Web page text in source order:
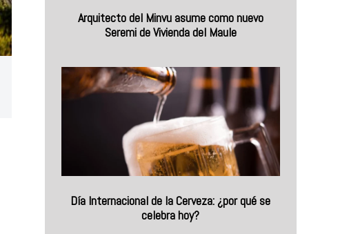
Arquitecto del Minvu asume como nuevo
Seremi de Vivienda del Maule
Día Internacional de la Cerveza: ¿por qué se
celebra hoy?